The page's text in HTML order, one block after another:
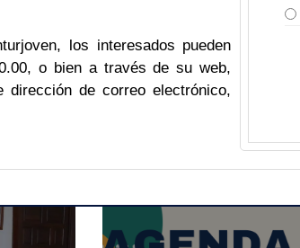
los interesados pueden
o bien a través de su web,
de correo electrónico,